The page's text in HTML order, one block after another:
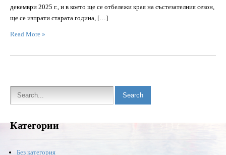
декември 2025 г., и в което ще се отбележи края на състезателния сезон,
ще се изпрати старата година, […]
Read More »
Категории
Без категория